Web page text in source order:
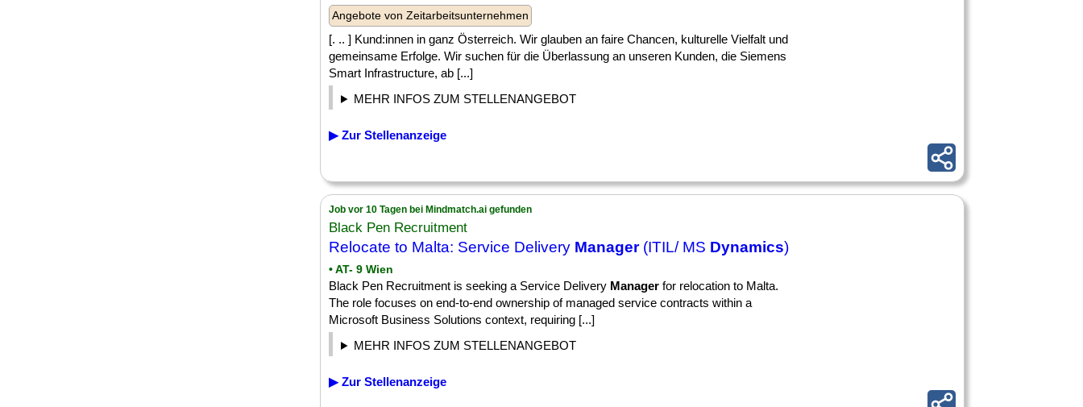
Angebote von Zeitarbeitsunternehmen
[. .. ] Kund:innen in ganz Österreich. Wir glauben an faire Chancen, kulturelle Vielfalt und
gemeinsame Erfolge. Wir suchen für die Überlassung an unseren Kunden, die Siemens
Smart Infrastructure, ab [...]
MEHR INFOS ZUM STELLENANGEBOT
▶ Zur Stellenanzeige
Job vor 10 Tagen bei Mindmatch.ai gefunden
Black Pen Recruitment
Relocate to Malta: Service Delivery Manager(ITIL/ MS Dynamics)
• AT- 9 Wien
Black Pen Recruitment is seeking a Service Delivery Manager for relocation to Malta.
The role focuses on end-to-end ownership of managed service contracts within a
Microsoft Business Solutions context, requiring [...]
MEHR INFOS ZUM STELLENANGEBOT
▶ Zur Stellenanzeige